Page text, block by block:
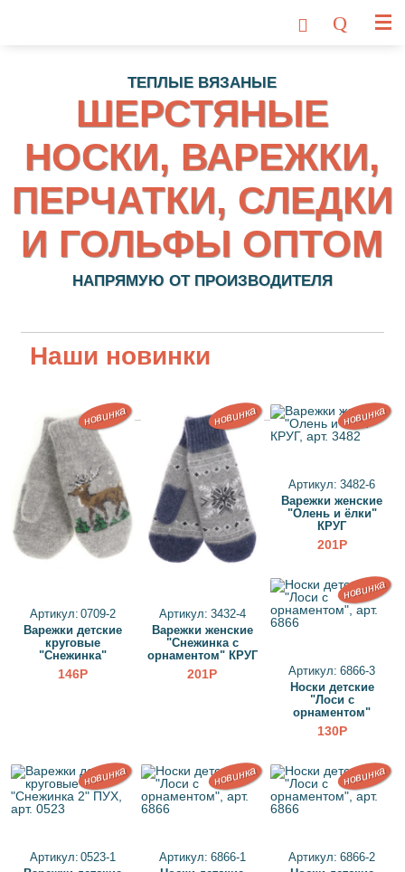
ТЕПЛЫЕ ВЯЗАНЫЕ
ШЕРСТЯНЫЕ
НОСКИ, ВАРЕЖКИ,
ПЕРЧАТКИ, СЛЕДКИ
И ГОЛЬФЫ ОПТОМ
НАПРЯМУЮ ОТ ПРОИЗВОДИТЕЛЯ
Наши новинки
новинка
Артикул: 0709-2
Варежки детские
круговые
"Снежинка"
146Р
новинка
Артикул: 3432-4
Варежки женские
"Снежинка с
орнаментом" КРУГ
201Р
новинка
Артикул: 3482-6
Варежки женские
"Олень и ёлки"
КРУГ
201Р
новинка
Артикул: 6866-3
Носки детские
"Лоси с
орнаментом"
130Р
новинка
Артикул: 0523-1
новинка
Артикул: 6866-1
новинка
Артикул: 6866-2